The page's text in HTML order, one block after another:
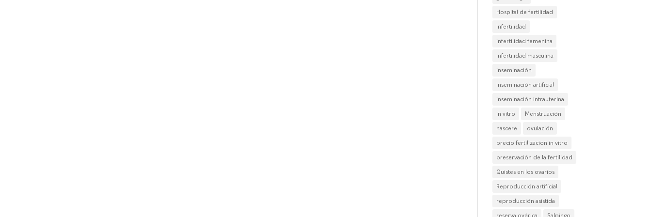
Hospital de fertilidad
Infertilidad
infertilidad femenina
infertilidad masculina
inseminación
Inseminación artificial
inseminación intrauterina
in vitro
Menstruación
nascere
ovulación
precio fertilizacion in vitro
preservación de la fertilidad
Quistes en los ovarios
Reproducción artificial
reproducción asistida
reserva ovárica
Salpingo